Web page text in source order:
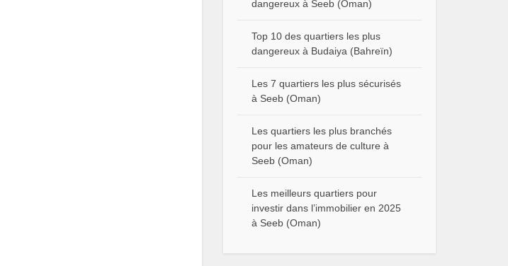
dangereux à Seeb (Oman)
Top 10 des quartiers les plus
dangereux à Budaiya (Bahreïn)
Les 7 quartiers les plus sécurisés
à Seeb (Oman)
Les quartiers les plus branchés
pour les amateurs de culture à
Seeb (Oman)
Les meilleurs quartiers pour
investir dans l’immobilier en 2025
à Seeb (Oman)